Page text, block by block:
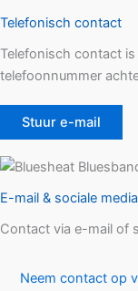
Telefonisch contact
Telefonisch contact
telefoonnummer
Stuur e-mail
E-mail & sociale media
Contact via e-mail of
Neem contact op